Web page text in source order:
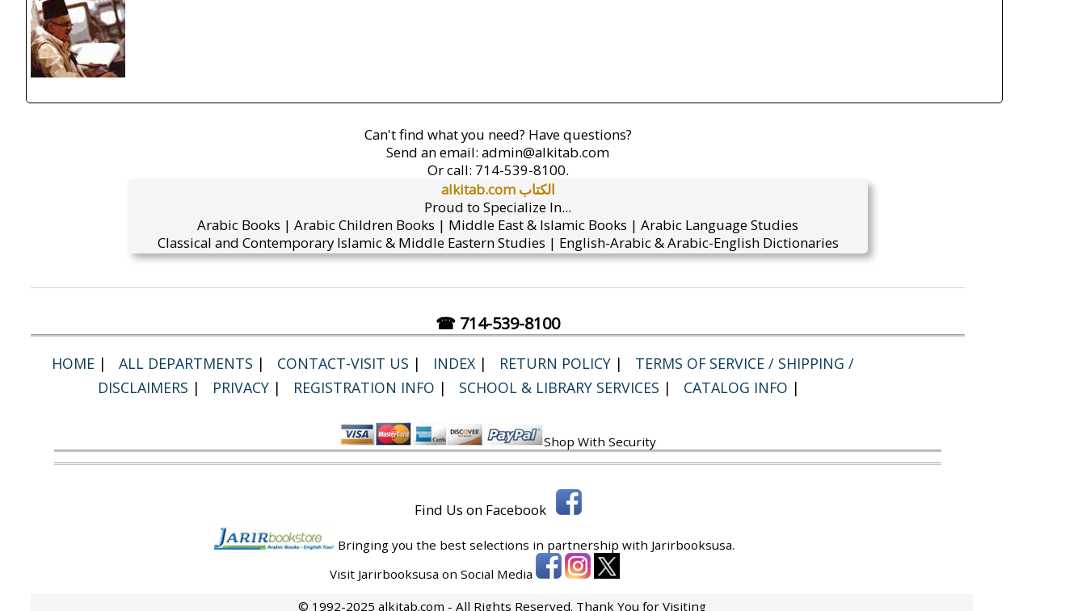
Can't find what you need? Have questions?
Send an email: admin@alkitab.com
Or call: 714-539-8100.
alkitab.com الكتاب
Proud to Specialize In...
Arabic Books | Arabic Children Books | Middle East & Islamic Books | Arabic Language Studies
Classical and Contemporary Islamic & Middle Eastern Studies | English-Arabic & Arabic-English Dictionaries
☎ 714-539-8100
HOME | ALL DEPARTMENTS | CONTACT-VISIT US | INDEX | RETURN POLICY |
TERMS OF SERVICE / SHIPPING /
DISCLAIMERS | PRIVACY | REGISTRATION INFO | SCHOOL & LIBRARY SERVICES | CATALOG INFO |
Shop With Security
Find Us on Facebook
Bringing you the best selections in partnership with Jarirbooksusa.
Visit Jarirbooksusa on Social Media
© 1992-2025 alkitab.com - All Rights Reserved. Thank You for Visiting